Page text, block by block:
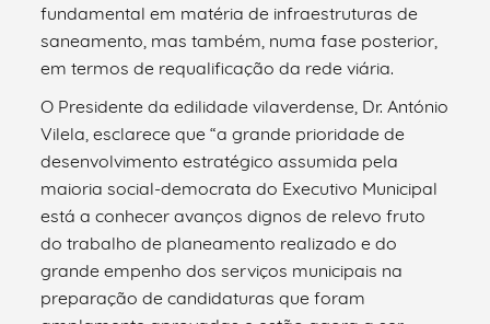
fundamental em matéria de infraestruturas de
saneamento, mas também, numa fase posterior,
em termos de requalificação da rede viária.
O Presidente da edilidade vilaverdense, Dr. António
Vilela, esclarece que “a grande prioridade de
desenvolvimento estratégico assumida pela
maioria social-democrata do Executivo Municipal
está a conhecer avanços dignos de relevo fruto
do trabalho de planeamento realizado e do
grande empenho dos serviços municipais na
preparação de candidaturas que foram